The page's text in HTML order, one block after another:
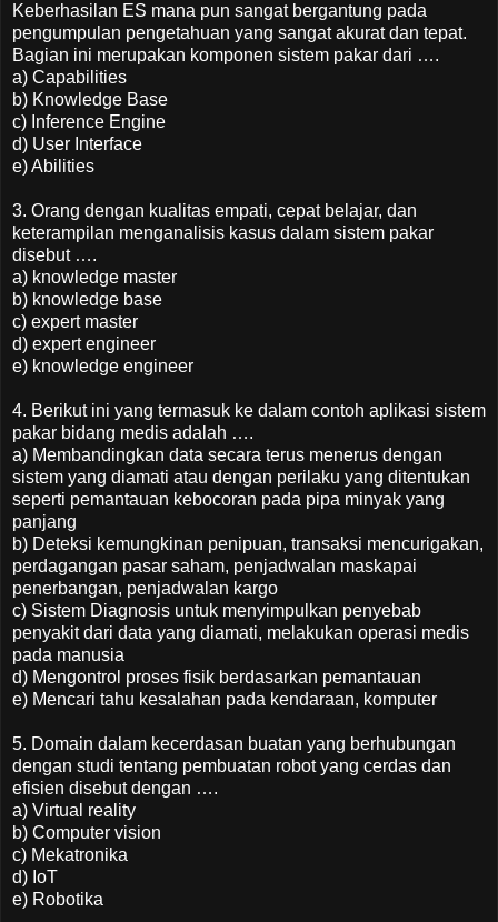
Keberhasilan ES mana pun sangat bergantung pada
pengumpulan pengetahuan yang sangat akurat dan tepat.
Bagian ini merupakan komponen sistem pakar dari ….
a) Capabilities
b) Knowledge Base
c) Inference Engine
d) User Interface
e) Abilities
3. Orang dengan kualitas empati, cepat belajar, dan
keterampilan menganalisis kasus dalam sistem pakar
disebut ….
a) knowledge master
b) knowledge base
c) expert master
d) expert engineer
e) knowledge engineer
4. Berikut ini yang termasuk ke dalam contoh aplikasi sistem
pakar bidang medis adalah ….
a) Membandingkan data secara terus menerus dengan
sistem yang diamati atau dengan perilaku yang ditentukan
seperti pemantauan kebocoran pada pipa minyak yang
panjang
b) Deteksi kemungkinan penipuan, transaksi mencurigakan,
perdagangan pasar saham, penjadwalan maskapai
penerbangan, penjadwalan kargo
c) Sistem Diagnosis untuk menyimpulkan penyebab
penyakit dari data yang diamati, melakukan operasi medis
pada manusia
d) Mengontrol proses fisik berdasarkan pemantauan
e) Mencari tahu kesalahan pada kendaraan, komputer
5. Domain dalam kecerdasan buatan yang berhubungan
dengan studi tentang pembuatan robot yang cerdas dan
efisien disebut dengan ….
a) Virtual reality
b) Computer vision
c) Mekatronika
d) IoT
e) Robotika